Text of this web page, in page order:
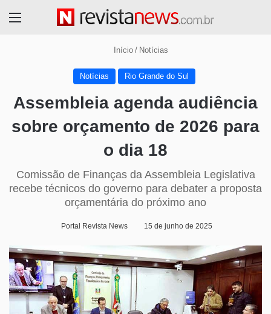
Início / Notícias
Notícias Rio Grande do Sul
Assembleia agenda audiência
sobre orçamento de 2026 para
o dia 18
Comissão de Finanças da Assembleia Legislativa
recebe técnicos do governo para debater a proposta
orçamentária do próximo ano
Portal Revista News 15 de junho de 2025